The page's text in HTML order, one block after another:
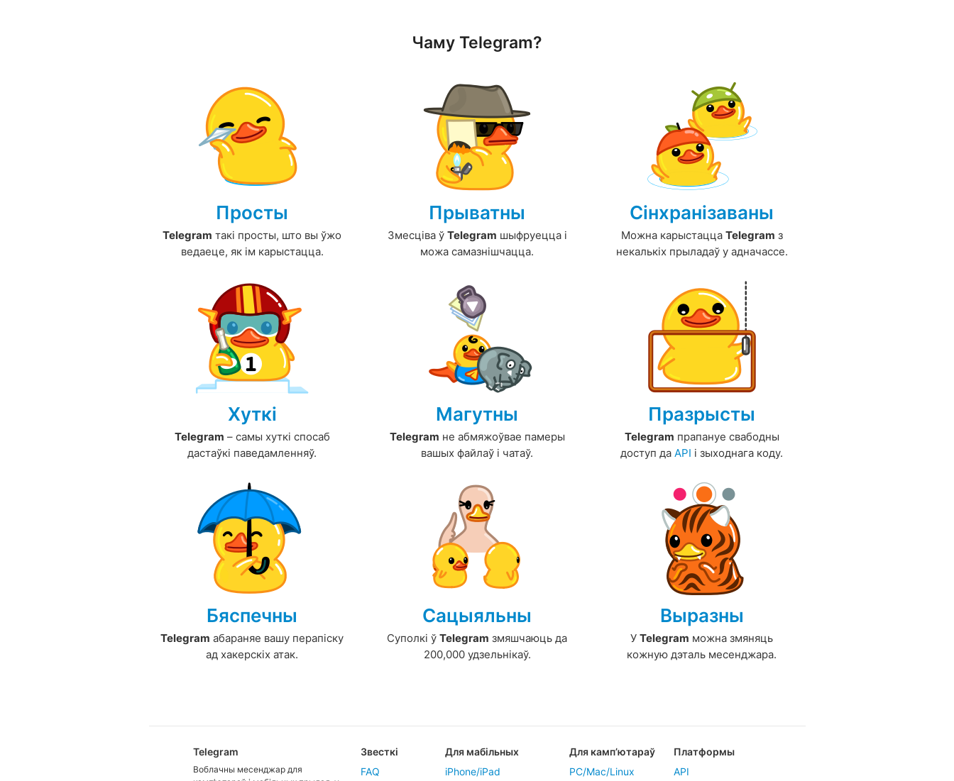
Чаму Telegram?
Просты
Telegram такі просты, што вы ўжо
ведаеце, як ім карыстацца.
Прыватны
Змесціва ў Telegram шыфруецца і
можа самазнішчацца.
Сінхранізаваны
Можна карыстацца Telegram з
некалькіх прыладаў у адначассе.
Хуткі
Telegram – самы хуткі спосаб
дастаўкі паведамленняў.
Магутны
Telegram не абмяжоўвае памеры
вашых файлаў і чатаў.
Празрысты
Telegram прапануе свабодны
доступ даAPI і зыходнага коду.
Бяспечны
Telegram абараняе вашу перапіску
ад хакерскіх атак.
Сацыяльны
Суполкі ў Telegram змяшчаюць да
200,000 удзельнікаў.
Выразны
УTelegram можна змяняць
кожную дэталь месенджара.
Telegram
Воблачны месенджар для
Звесткі
FAQ
Для мабільных
iPhone/iPad
Для камп’ютараў
PC/Mac/Linux
Платформы
API